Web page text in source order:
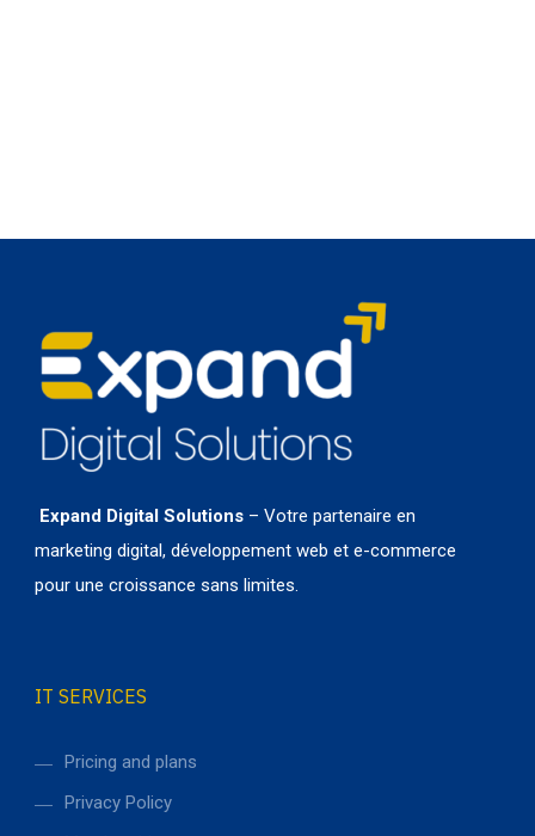
Expand Digital Solutions – Votre partenaire en
marketing digital, développement web et e-commerce
pour une croissance sans limites.
IT SERVICES
Pricing and plans
Privacy Policy